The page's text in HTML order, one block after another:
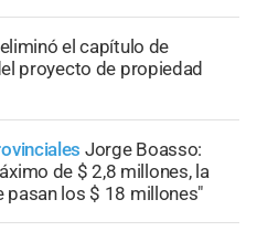
el capítulo de
proyecto de propiedad
Jorge Boasso:
de $ 2,8 millones, la
pasan los $ 18 millones"